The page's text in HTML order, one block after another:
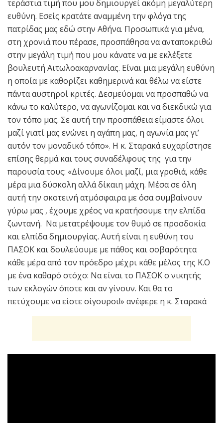
τεράστια τιμή που μου δημιουργεί ακόμη μεγαλύτερη
ευθύνη. Εσείς κρατάτε αναμμένη την φλόγα της
πατρίδας μας εδώ στην Αθήνα. Προσωπικά για μένα,
στη χρονιά που πέρασε, προσπάθησα να ανταποκριθώ
στην μεγάλη τιμή που μου κάνατε να με εκλέξετε
βουλευτή Αιτωλοακαρνανίας. Είναι μια μεγάλη ευθύνη
η οποία με καθορίζει καθημερινά και θέλω να είστε
πάντα αυστηροί κριτές. Δεσμεύομαι να προσπαθώ να
κάνω το καλύτερο, να αγωνίζομαι και να διεκδικώ για
τον τόπο μας. Σε αυτή την προσπάθεια είμαστε όλοι
μαζί γιατί μας ενώνει η αγάπη μας, η αγωνία μας γι’
αυτόν τον μοναδικό τόπο». Η κ. Σταρακά ευχαρίστησε
επίσης θερμά και τους συναδέλφους της για την
παρουσία τους: «Δίνουμε όλοι μαζί, μια γροθιά, κάθε
μέρα μια δύσκολη αλλά δίκαιη μάχη. Μέσα σε όλη
αυτή την σκοτεινή ατμόσφαιρα με όσα συμβαίνουν
γύρω μας , έχουμε χρέος να κρατήσουμε την ελπίδα
ζωντανή. Να μετατρέψουμε τον θυμό σε προσδοκία
και ελπίδα δημιουργίας. Αυτή είναι η ευθύνη του
ΠΑΣΟΚ και δουλεύουμε με πάθος και σοβαρότητα
κάθε μέρα από τον πρόεδρο μέχρι κάθε μέλος της Κ.Ο
με ένα καθαρό στόχο: Να είναι το ΠΑΣΟΚ ο νικητής
των εκλογών όποτε και αν γίνουν. Και θα το
πετύχουμε να είστε σίγουροι!» ανέφερε η κ. Σταρακά